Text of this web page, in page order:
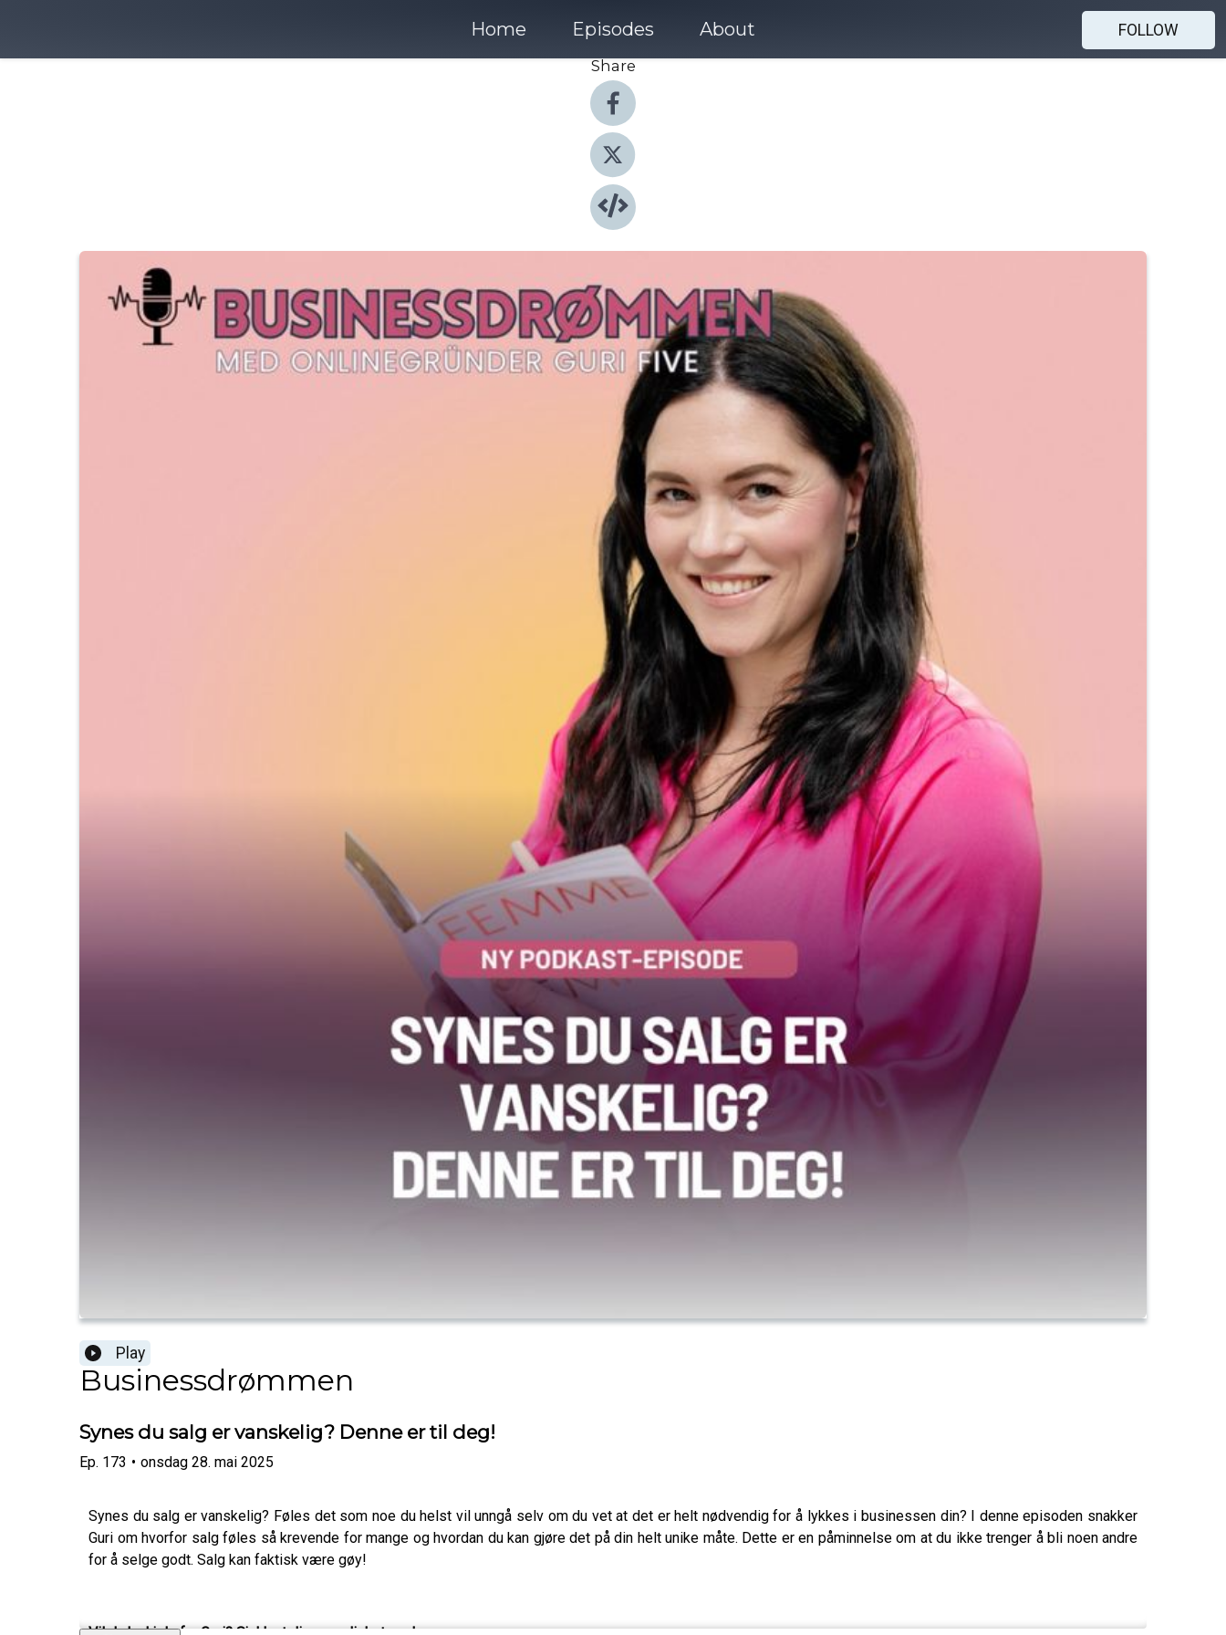
Home Episodes About
FOLLOW
Share
Play
Businessdrømmen
Synes du salg er vanskelig? Denne er til deg!
Ep. 173 • onsdag 28. mai 2025
Synes du salg er vanskelig? Føles det som noe du helst vil unngå selv om du vet at det er helt nødvendig for å lykkes i businessen din? I denne episoden snakker
Guri om hvorfor salg føles så krevende for mange og hvordan du kan gjøre det på din helt unike måte. Dette er en påminnelse om at du ikke trenger å bli noen andre
for å selge godt. Salg kan faktisk være gøy!